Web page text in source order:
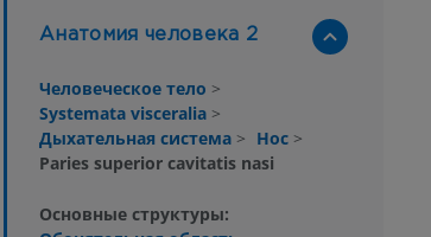
Анатомия человека 2
Человеческое тело >
Systemata visceralia >
Дыхательная система > Нос >
Paries superior cavitatis nasi
Основные структуры: